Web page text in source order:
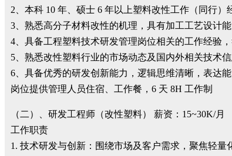
2、本科 10 年、硕士 6 年以上塑料改性工作（同行
3、熟悉高分子材料改性的机理，具有加工工艺设计
4、具备工程塑料技术研发管理岗位相关的工作经验
5、熟悉改性塑料行业的市场动态及国内外相关技术
6、具备优秀的研发创新能力，逻辑思维清晰，表达
岗位提供管理人员住宿、工作餐，6 天 8H 工作制
（二）、研发工程师（改性塑料） 薪资：15~30K/月
工作职责
1. 技术研发与创新：围绕市场及客户需求，聚焦轻